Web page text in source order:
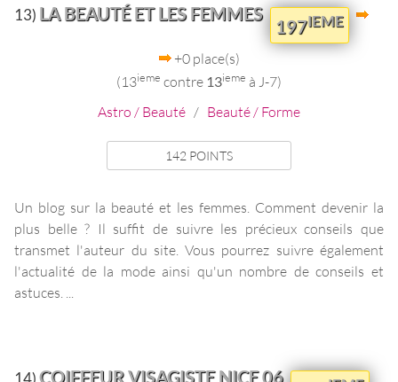
13) LA BEAUTÉ ET LES FEMMES
197IEME
+0 place(s)
(13ieme contre 13ieme à J-7)
Astro / Beauté / Beauté / Forme
142 POINTS
Un blog sur la beauté et les femmes. Comment devenir la
plus belle ? Il suffit de suivre les précieux conseils que
transmet l'auteur du site. Vous pourrez suivre également
l'actualité de la mode ainsi qu'un nombre de conseils et
astuces. ...
14)COIFFEUR VISAGISTE NICE 06